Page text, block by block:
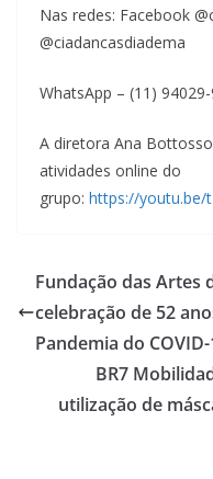
Nas redes: Facebook
@ciadancasdiadema
WhatsApp – (11)
A diretora Ana
atividades online do
grupo: https://youtu.be/
Fundação das Artes
celebração de 52
Pandemia do
BR7
utilização de